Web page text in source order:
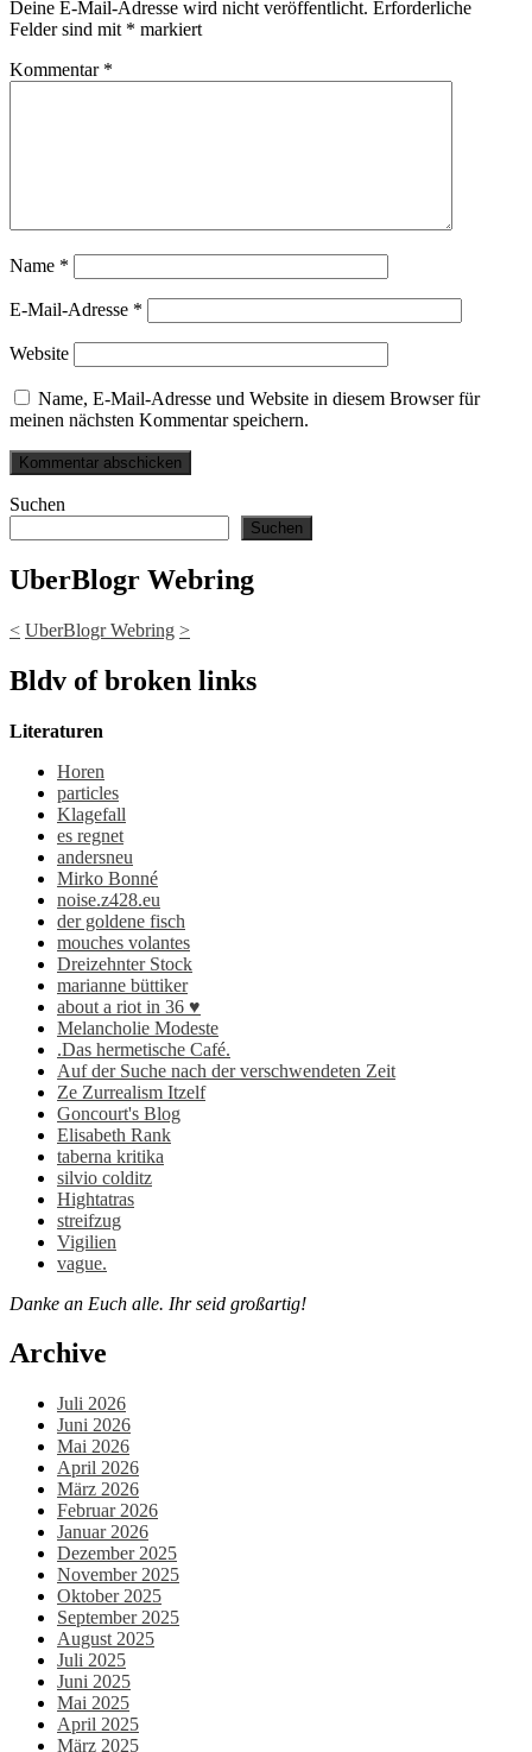
Deine E-Mail-Adresse wird nicht veröffentlicht. Erforderliche
Felder sind mit * markiert
Kommentar *
Name *
E-Mail-Adresse *
Website
Name, E-Mail-Adresse und Website in diesem Browser für
meinen nächsten Kommentar speichern.
Suchen
Suchen
UberBlogr Webring
< UberBlogr Webring >
Bldv of broken links
Literaturen
Horen
particles
Klagefall
es regnet
andersneu
Mirko Bonné
noise.z428.eu
der goldene fisch
mouches volantes
Dreizehnter Stock
marianne büttiker
about a riot in 36 ♥
Melancholie Modeste
.Das hermetische Café.
Auf der Suche nach der verschwendeten Zeit
Ze Zurrealism Itzelf
Goncourt's Blog
Elisabeth Rank
taberna kritika
silvio colditz
Hightatras
streifzug
Vigilien
vague.
Danke an Euch alle. Ihr seid großartig!
Archive
Juli 2026
Juni 2026
Mai 2026
April 2026
März 2026
Februar 2026
Januar 2026
Dezember 2025
November 2025
Oktober 2025
September 2025
August 2025
Juli 2025
Juni 2025
Mai 2025
April 2025
März 2025